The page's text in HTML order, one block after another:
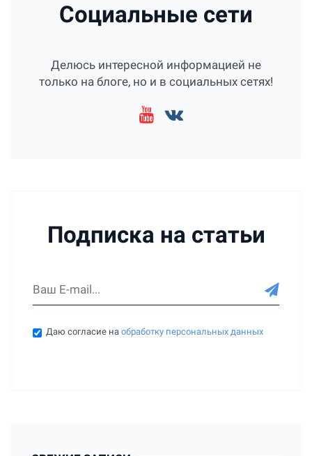
Социальные сети
Делюсь интересной информацией не
только на блоге, но и в социальных сетях!
Подписка на статьи
Даю согласие наобработку персональных данных